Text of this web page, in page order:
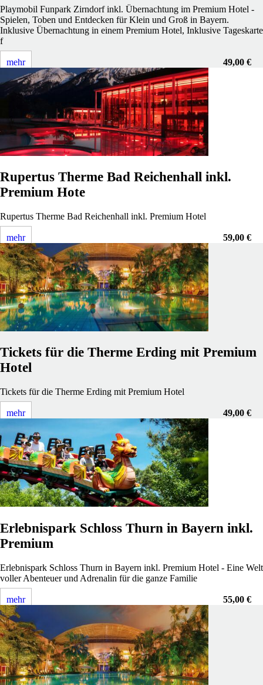
Playmobil Funpark Zirndorf inkl. Übernachtung im Premium Hotel -
Spielen, Toben und Entdecken für Klein und Groß in Bayern.
Inklusive Übernachtung in einem Premium Hotel, Inklusive Tageskarte
f
49,00 €
mehr
Rupertus Therme Bad Reichenhall inkl.
Premium Hote
Rupertus Therme Bad Reichenhall inkl. Premium Hotel
59,00 €
mehr
Tickets für die Therme Erding mit Premium
Hotel
Tickets für die Therme Erding mit Premium Hotel
49,00 €
mehr
Erlebnispark Schloss Thurn in Bayern inkl.
Premium
Erlebnispark Schloss Thurn in Bayern inkl. Premium Hotel - Eine Welt
voller Abenteuer und Adrenalin für die ganze Familie
55,00 €
mehr